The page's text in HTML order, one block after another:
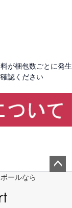
が梱包数ごとに発生
認ください
ールなら